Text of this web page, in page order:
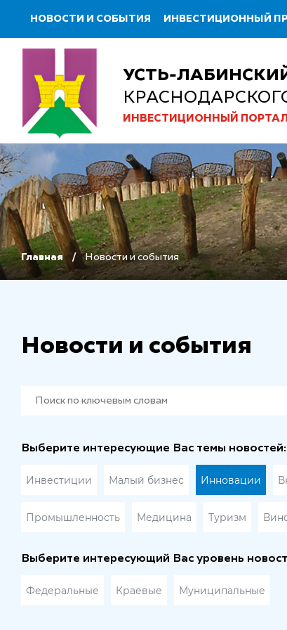
НОВОСТИ И СОБЫТИЯ ИНВЕСТИЦИОННЫЙ
УСТЬ-
ИНВЕСТИЦИОННЫЙ ПОРТАЛ
Главная Новости и события
Новости и события
Выберите интересующие Вас темы новостей:
Инвестиции Малый бизнес Инновации
Промышленность Медицина Туризм
Выберите интересующий Вас уровень
Федеральные Краевые Муниципальные